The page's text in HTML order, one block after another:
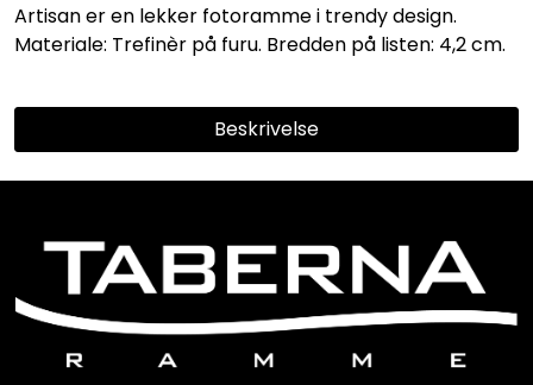
Artisan er en lekker fotoramme i trendy design.
Materiale: Trefinèr på furu. Bredden på listen: 4,2 cm.
Beskrivelse